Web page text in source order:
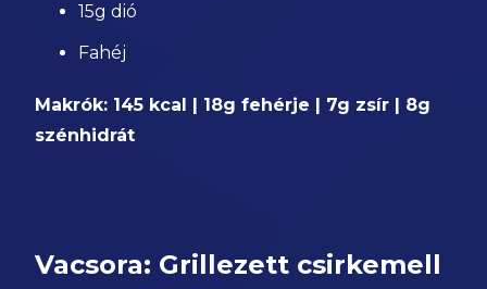
15g dió
Fahéj
Makrók: 145 kcal | 18g fehérje | 7g zsír | 8g
szénhidrát
Vacsora: Grillezett csirkemell